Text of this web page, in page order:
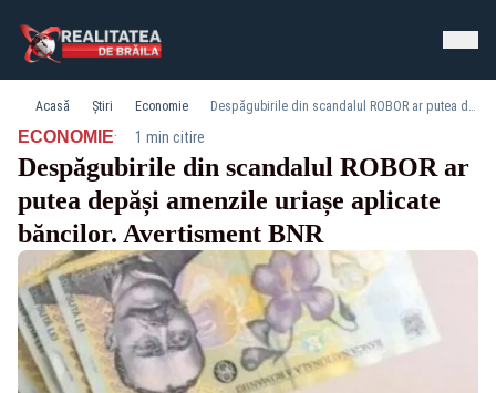
Acasă Știri Economie Despăgubirile din scandalul ROBOR ar putea depăși amenzile uriașe aplicate băncilor. Avertisment BNR
ECONOMIE· 1 min citire
Despăgubirile din scandalul ROBOR ar
putea depăși amenzile uriașe aplicate
băncilor. Avertisment BNR